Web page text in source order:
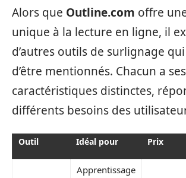
Alors que Outline.com offre
unique à la lecture en ligne, il
d’autres outils de surlignage
d’être mentionnés. Chacun a ses
caractéristiques distinctes,
différents besoins des
Outil Idéal pour Prix
Apprentissage